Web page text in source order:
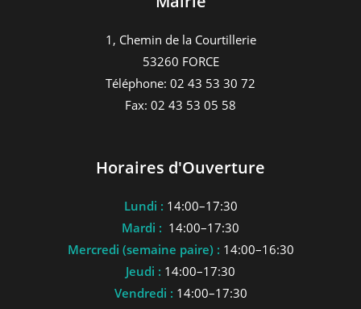
1, Chemin de la Courtillerie
53260 FORCE
Téléphone: 02 43 53 30 72
Fax: 02 43 53 05 58
Horaires d'Ouverture
Lundi : 14:00–17:30
Mardi : 14:00–17:30
Mercredi (semaine paire) : 14:00–16:30
Jeudi : 14:00–17:30
Vendredi : 14:00–17:30